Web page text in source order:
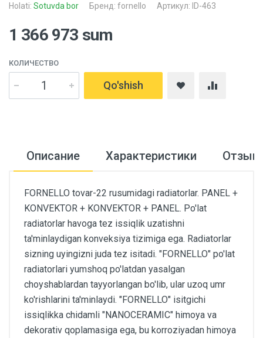
Holati: Sotuvda bor Бренд: fornello Артикул: ID-463
1 366 973 sum
КОЛИЧЕСТВО
Qo'shish
Описание Характеристики
FORNELLO tovar-22 rusumidagi radiatorlar. PANEL +
KONVEKTOR + KONVEKTOR + PANEL. Po'lat
radiatorlar havoga tez issiqlik uzatishni
ta'minlaydigan konveksiya tizimiga ega. Radiatorlar
sizning uyingizni juda tez isitadi. "FORNELLO" po'lat
radiatorlari yumshoq po'latdan yasalgan
choyshablardan tayyorlangan bo'lib, ular uzoq umr
ko'rishlarini ta'minlaydi. "FORNELLO" isitgichi
issiqlikka chidamli "NANOCERAMIC" himoya va
dekorativ qoplamasiga ega, bu korroziyadan himoya